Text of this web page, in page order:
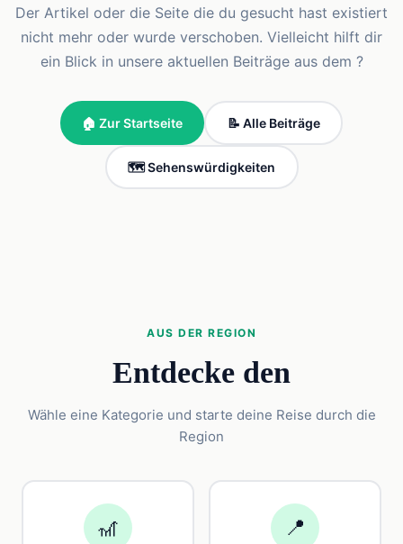
Der Artikel oder die Seite die du gesucht hast existiert
nicht mehr oder wurde verschoben. Vielleicht hilft dir
ein Blick in unsere aktuellen Beiträge aus dem ?
🏠 Zur Startseite 📝 Alle Beiträge
🗺️ Sehenswürdigkeiten
AUS DER REGION
Entdecke den
Wähle eine Kategorie und starte deine Reise durch die
Region
🎢 📍